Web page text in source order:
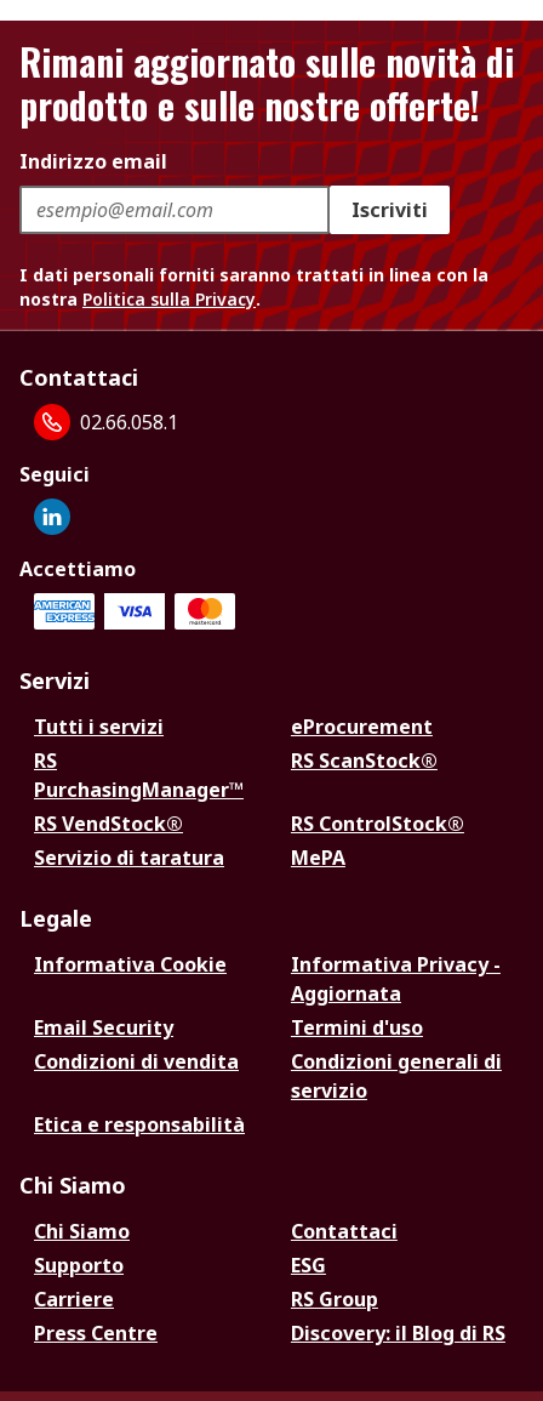
Rimani aggiornato sulle novità di
prodotto e sulle nostre offerte!
Indirizzo email
Iscriviti
I dati personali forniti saranno trattati in linea con la
nostra Politica sulla Privacy.
Contattaci
02.66.058.1
Seguici
Accettiamo
Servizi
Tutti i servizi
eProcurement
RS
PurchasingManager™
RS ScanStock®
RS VendStock®
RS ControlStock®
Servizio di taratura
MePA
Legale
Informativa Cookie
Informativa Privacy -
Aggiornata
Email Security
Termini d'uso
Condizioni di vendita
Condizioni generali di
servizio
Etica e responsabilità
Chi Siamo
Chi Siamo
Contattaci
Supporto
ESG
Carriere
RS Group
Press Centre
Discovery: il Blog di RS